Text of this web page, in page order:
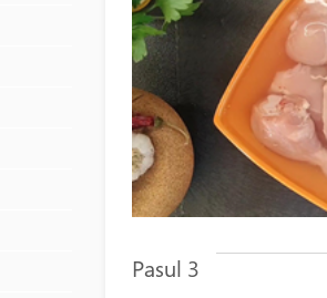
Pasul 3